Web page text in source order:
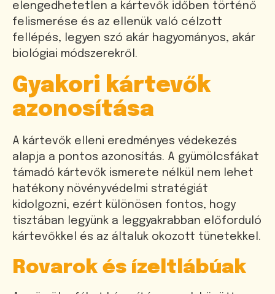
elengedhetetlen a kártevők időben történő
felismerése és az ellenük való célzott
fellépés, legyen szó akár hagyományos, akár
biológiai módszerekről.
Gyakori kártevők
azonosítása
A kártevők elleni eredményes védekezés
alapja a pontos azonosítás. A gyümölcsfákat
támadó kártevők ismerete nélkül nem lehet
hatékony növényvédelmi stratégiát
kidolgozni, ezért különösen fontos, hogy
tisztában legyünk a leggyakrabban előforduló
kártevőkkel és az általuk okozott tünetekkel.
Rovarok és ízeltlábúak